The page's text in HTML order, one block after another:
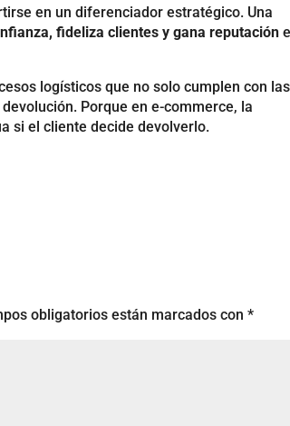
en un diferenciador estratégico. Una
fideliza clientes y gana reputación
logísticos que no solo cumplen con las
Porque en e-commerce, la
si el cliente decide devolverlo.
obligatorios están marcados con*